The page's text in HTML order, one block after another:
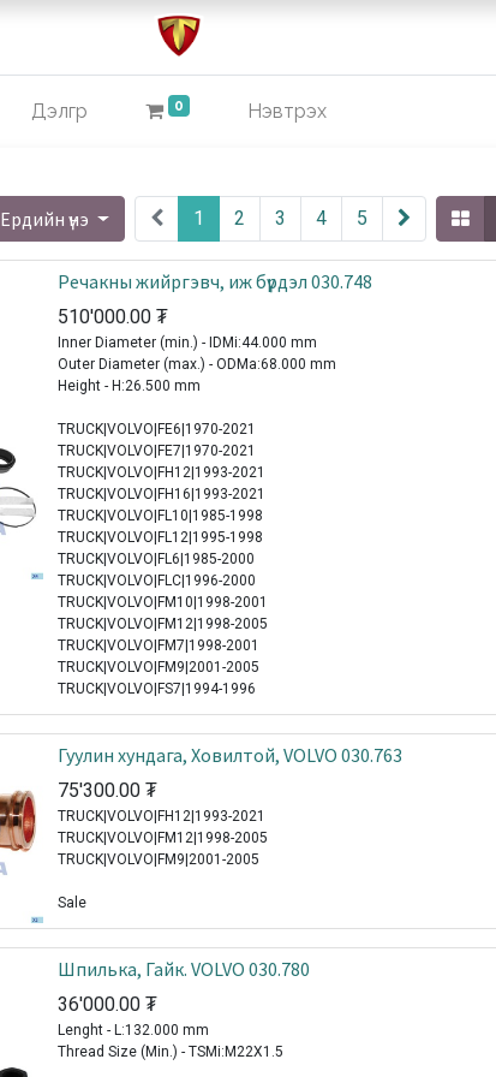
Дэлгүүр 0 Нэвтрэх
Ердийн үнэ 1 2 3 4 5
Речакны жийргэвч, иж бүрдэл 030.748
510'000.00 ₮
Inner Diameter (min.) - IDMi:44.000 mm
Outer Diameter (max.) - ODMa:68.000 mm
Height - H:26.500 mm
TRUCK|VOLVO|FE6|1970-2021
TRUCK|VOLVO|FE7|1970-2021
TRUCK|VOLVO|FH12|1993-2021
TRUCK|VOLVO|FH16|1993-2021
TRUCK|VOLVO|FL10|1985-1998
TRUCK|VOLVO|FL12|1995-1998
TRUCK|VOLVO|FL6|1985-2000
TRUCK|VOLVO|FLC|1996-2000
TRUCK|VOLVO|FM10|1998-2001
TRUCK|VOLVO|FM12|1998-2005
TRUCK|VOLVO|FM7|1998-2001
TRUCK|VOLVO|FM9|2001-2005
TRUCK|VOLVO|FS7|1994-1996
Гуулин хундага, Ховилтой, VOLVO 030.763
75'300.00 ₮
TRUCK|VOLVO|FH12|1993-2021
TRUCK|VOLVO|FM12|1998-2005
TRUCK|VOLVO|FM9|2001-2005
Sale
Шпилька, Гайк. VOLVO 030.780
36'000.00 ₮
Lenght - L:132.000 mm
Thread Size (Min.) - TSMi:M22X1.5